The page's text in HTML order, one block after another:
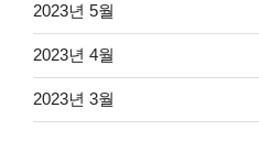
2023년 5월
2023년 4월
2023년 3월